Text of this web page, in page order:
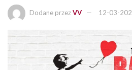
Dodane przezVV 12-03-